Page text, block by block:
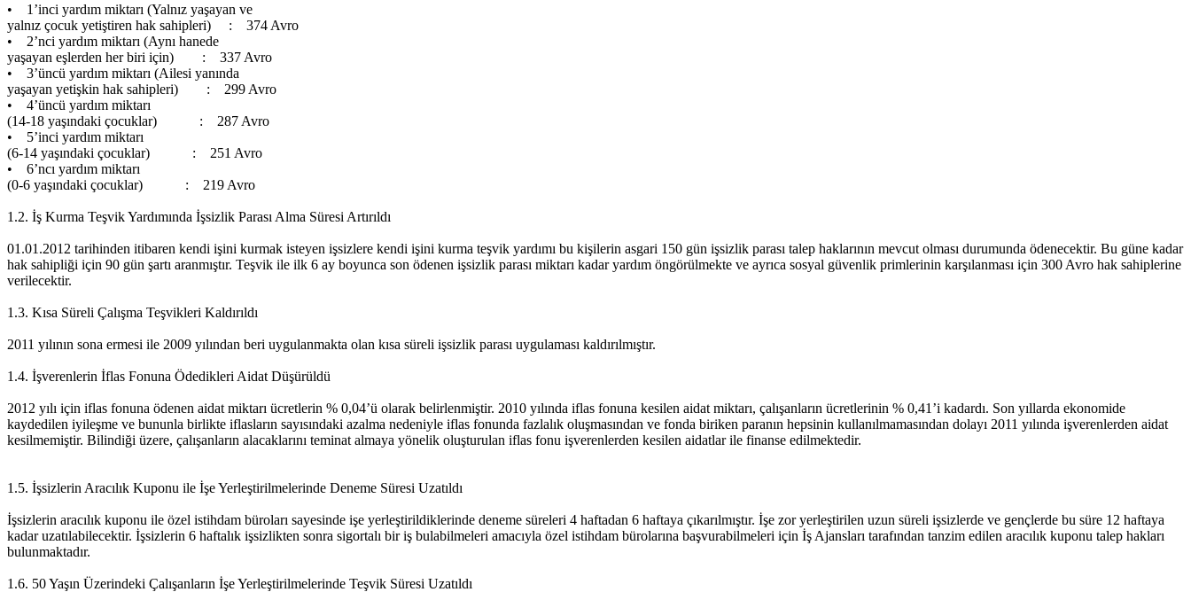
• 1’inci yardım miktarı (Yalnız yaşayan ve
yalnız çocuk yetiştiren hak sahipleri) : 374 Avro
• 2’nci yardım miktarı (Aynı hanede
yaşayan eşlerden her biri için) : 337 Avro
• 3’üncü yardım miktarı (Ailesi yanında
yaşayan yetişkin hak sahipleri) : 299 Avro
• 4’üncü yardım miktarı
(14-18 yaşındaki çocuklar) : 287 Avro
• 5’inci yardım miktarı
(6-14 yaşındaki çocuklar) : 251 Avro
• 6’ncı yardım miktarı
(0-6 yaşındaki çocuklar) : 219 Avro
1.2. İş Kurma Teşvik Yardımında İşsizlik Parası Alma Süresi Artırıldı
01.01.2012 tarihinden itibaren kendi işini kurmak isteyen işsizlere kendi işini kurma teşvik yardımı bu kişilerin asgari 150 gün işsizlik parası talep haklarının mevcut olması durumunda ödenecektir. Bu güne kadar
hak sahipliği için 90 gün şartı aranmıştır. Teşvik ile ilk 6 ay boyunca son ödenen işsizlik parası miktarı kadar yardım öngörülmekte ve ayrıca sosyal güvenlik primlerinin karşılanması için 300 Avro hak sahiplerine
verilecektir.
1.3. Kısa Süreli Çalışma Teşvikleri Kaldırıldı
2011 yılının sona ermesi ile 2009 yılından beri uygulanmakta olan kısa süreli işsizlik parası uygulaması kaldırılmıştır.
1.4. İşverenlerin İflas Fonuna Ödedikleri Aidat Düşürüldü
2012 yılı için iflas fonuna ödenen aidat miktarı ücretlerin % 0,04’ü olarak belirlenmiştir. 2010 yılında iflas fonuna kesilen aidat miktarı, çalışanların ücretlerinin % 0,41’i kadardı. Son yıllarda ekonomide
kaydedilen iyileşme ve bununla birlikte iflasların sayısındaki azalma nedeniyle iflas fonunda fazlalık oluşmasından ve fonda biriken paranın hepsinin kullanılmamasından dolayı 2011 yılında işverenlerden aidat
kesilmemiştir. Bilindiği üzere, çalışanların alacaklarını teminat almaya yönelik oluşturulan iflas fonu işverenlerden kesilen aidatlar ile finanse edilmektedir.
1.5. İşsizlerin Aracılık Kuponu ile İşe Yerleştirilmelerinde Deneme Süresi Uzatıldı
İşsizlerin aracılık kuponu ile özel istihdam büroları sayesinde işe yerleştirildiklerinde deneme süreleri 4 haftadan 6 haftaya çıkarılmıştır. İşe zor yerleştirilen uzun süreli işsizlerde ve gençlerde bu süre 12 haftaya
kadar uzatılabilecektir. İşsizlerin 6 haftalık işsizlikten sonra sigortalı bir iş bulabilmeleri amacıyla özel istihdam bürolarına başvurabilmeleri için İş Ajansları tarafından tanzim edilen aracılık kuponu talep hakları
bulunmaktadır.
1.6. 50 Yaşın Üzerindeki Çalışanların İşe Yerleştirilmelerinde Teşvik Süresi Uzatıldı